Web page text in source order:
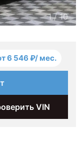
1/10
6 546 ₽/ мес.
VIN